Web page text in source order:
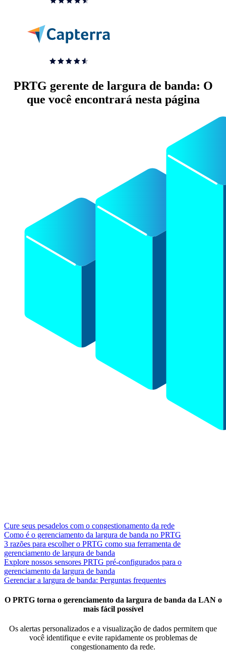
PRTG gerente de largura de banda: O
que você encontrará nesta página
Cure seus pesadelos com o congestionamento da rede
Como é o gerenciamento da largura de banda no PRTG
3 razões para escolher o PRTG como sua ferramenta de
gerenciamento de largura de banda
Explore nossos sensores PRTG pré-configurados para o
gerenciamento da largura de banda
Gerenciar a largura de banda: Perguntas frequentes
O PRTG torna o gerenciamento da largura de banda da LAN o
mais fácil possível
Os alertas personalizados e a visualização de dados permitem que
você identifique e evite rapidamente os problemas de
congestionamento da rede.